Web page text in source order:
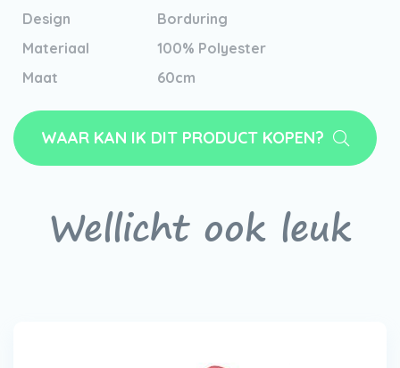
Design
Borduring
Materiaal
100% Polyester
Maat
60cm
WAAR KAN IK DIT PRODUCT KOPEN?
Wellicht ook leuk